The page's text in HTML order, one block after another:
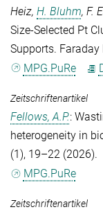
Heiz, H. Bluhm, F.
Size-Selected Pt
Supports. Faraday
MPG.PuRe
Zeitschriftenartikel
Fellows, A.P.:
heterogeneity in
(1), 19–22 (2026).
MPG.PuRe
Zeitschriftenartikel